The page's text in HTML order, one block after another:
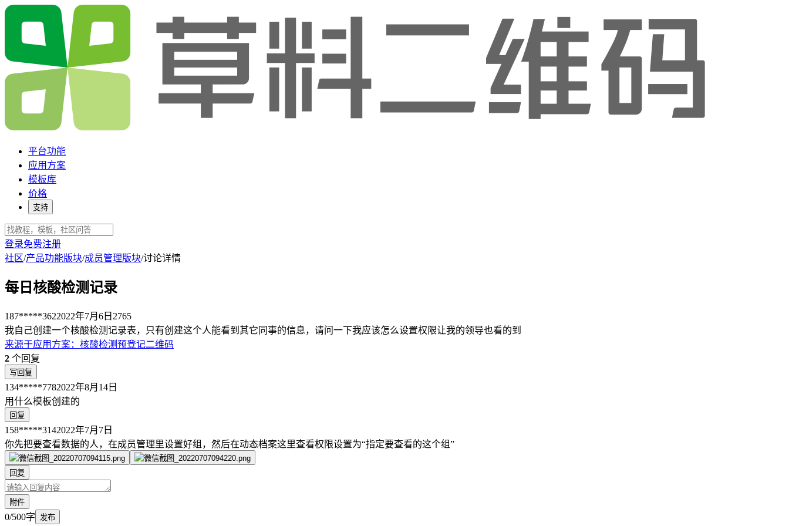
平台功能
应用方案
模板库
价格
支持
登录免费注册
社区/产品功能版块/成员管理版块/讨论详情
每日核酸检测记录
187*****3622022年7月6日 2765
我自己创建一个核酸检测记录表，只有创建这个人能看到其它同事的信息，请问一下我应该怎么设置权限让我的领导也看的到
来源于应用方案： 核酸检测预登记二维码
2 个回复
写回复
134*****7782022年8月14日
用什么模板创建的
回复
158*****3142022年7月7日
你先把要查看数据的人，在成员管理里设置好组，然后在动态档案这里查看权限设置为“指定要查看的这个组”
回复
附件
0/500字 发布